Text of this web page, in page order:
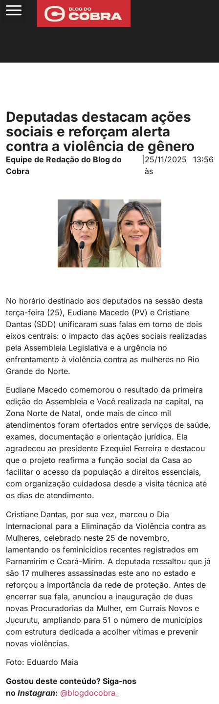
Deputadas destacam ações
sociais e reforçam alerta
contra a violência de gênero
Equipe de Redação do Blog do
Cobra
25/11/2025
às
13:56
No horário destinado aos deputados na sessão desta
terça-feira (25), Eudiane Macedo (PV) e Cristiane
Dantas (SDD) unificaram suas falas em torno de dois
eixos centrais: o impacto das ações sociais realizadas
pela Assembleia Legislativa e a urgência no
enfrentamento à violência contra as mulheres no Rio
Grande do Norte.
Eudiane Macedo comemorou o resultado da primeira
edição do Assembleia e Você realizada na capital, na
Zona Norte de Natal, onde mais de cinco mil
atendimentos foram ofertados entre serviços de saúde,
exames, documentação e orientação jurídica. Ela
agradeceu ao presidente Ezequiel Ferreira e destacou
que o projeto reafirma a função social da Casa ao
facilitar o acesso da população a direitos essenciais,
com organização cuidadosa desde a visita técnica até
os dias de atendimento.
Cristiane Dantas, por sua vez, marcou o Dia
Internacional para a Eliminação da Violência contra as
Mulheres, celebrado neste 25 de novembro,
lamentando os feminicídios recentes registrados em
Parnamirim e Ceará-Mirim. A deputada ressaltou que já
são 17 mulheres assassinadas este ano no estado e
reforçou a importância da rede de proteção. Antes de
encerrar sua fala, anunciou a inauguração de duas
novas Procuradorias da Mulher, em Currais Novos e
Jucurutu, ampliando para 51 o número de municípios
com estrutura dedicada a acolher vítimas e prevenir
novas violências.
Foto: Eduardo Maia
Gostou deste conteúdo? Siga-nos
no Instagran: @blogdocobra_